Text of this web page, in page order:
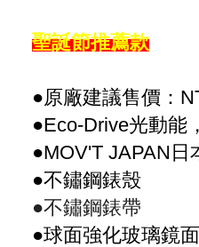
聖誕節推薦款
●原廠建議售價：
●Eco-Drive光動能
●MOV'T JAPAN日
●不鏽鋼錶殼
●不鏽鋼錶帶
●球面強化玻璃鏡面